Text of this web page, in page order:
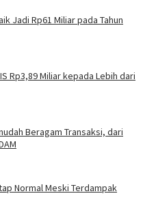
Jadi Rp61 Miliar pada Tahun
Rp3,89 Miliar kepada Lebih dari
Beragam Transaksi, dari
Normal Meski Terdampak